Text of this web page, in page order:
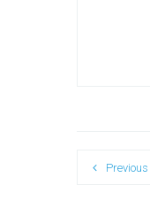
Previous